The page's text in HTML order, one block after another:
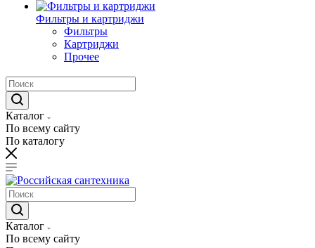
Фильтры и картриджи
Фильтры
Картриджи
Прочее
Каталог
По всему сайту
По каталогу
Каталог
По всему сайту